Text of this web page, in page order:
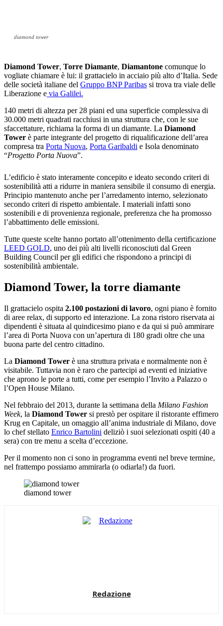
diamond tower
Diamond Tower, Torre Diamante, Diamantone comunque lo
vogliate chiamare è lui: il grattacielo in acciaio più alto d’Italia. Sede
delle società italiane del Gruppo BNP Paribas si trova tra viale delle
Liberazione e via Galilei.
140 metri di altezza per 28 piani ed una superficie complessiva di
30.000 metri quadrati racchiusi in una struttura che, con le sue
sfaccettature, richiama la forma di un diamante. La Diamond
Tower è parte integrante del progetto di riqualificazione dell’area
compresa tra Porta Nuova, Porta Garibaldi e Isola denominato
“Progetto Porta Nuova”.
L’edificio è stato interamente concepito e ideato secondo criteri di
sostenibilità atti a ridurre in maniera sensibile il consumo di energia.
Principio mantenuto anche per l’arredamento interno, selezionato
secondo criteri di rispetto ambientale. I materiali infatti sono
sostenibili e di provenienza regionale, preferenza che ha promosso
l’abbattimento delle emissioni.
Tutte queste scelte hanno portato all’ottenimento della certificazione
LEED GOLD, uno dei più alti livelli riconosciuti dal Green
Building Council per gli edifici che rispondono a principi di
sostenibilità ambientale.
Diamond Tower, la torre diamante
Il grattacielo ospita 2.100 postazioni di lavoro, ogni piano è fornito
di aree relax, di supporto ed interazione. La zona ristoro riservata ai
dipendenti è situata al quindicesimo piano e da qui si può ammirare
l’area di Porta Nuova con un’apertura di 180 gradi oltre che una
buona parte del centro cittadino.
La Diamond Tower è una struttura privata e normalmente non è
visitabile. Tuttavia non è raro che partecipi ad eventi ed iniziative
che aprono le porte a tutti, come per esempio l’Invito a Palazzo o
l’Open House Milano.
Nel febbraio del 2013, durante la settimana della Milano Fashion
Week, la Diamond Tower si prestò per ospitare il ristorante effimero
Krug en Capitale, un omaggio all’anima industriale di Milano, dove
lo chef stellato Enrico Bartolini deliziò i suoi selezionati ospiti (40 a
sera) con tre menu a scelta d’eccezione.
Per il momento non ci sono in programma eventi nel breve termine,
nel frattempo possiamo ammirarla (o odiarla!) da fuori.
diamond tower
Redazione